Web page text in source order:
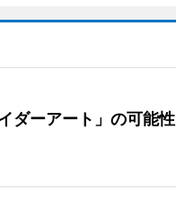
ダーアート」の可能性